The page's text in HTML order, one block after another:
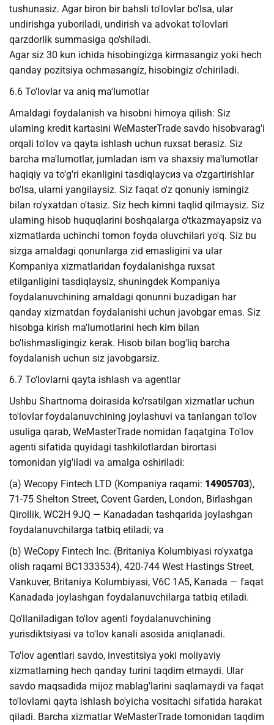
tushunasiz. Agar biron bir bahsli to'lovlar bo'lsa, ular
undirishga yuboriladi, undirish va advokat to'lovlari
qarzdorlik summasiga qo'shiladi.
Agar siz 30 kun ichida hisobingizga kirmasangiz yoki hech
qanday pozitsiya ochmasangiz, hisobingiz o'chiriladi.
6.6 To'lovlar va aniq ma'lumotlar
Amaldagi foydalanish va hisobni himoya qilish: Siz
ularning kredit kartasini WeMasterTrade savdo hisobvarag'i
orqali to'lov va qayta ishlash uchun ruxsat berasiz. Siz
barcha ma'lumotlar, jumladan ism va shaxsiy ma'lumotlar
haqiqiy va to'g'ri ekanligini tasdiqlayсиз va o'zgartirishlar
bo'lsa, ularni yangilaysiz. Siz faqat o'z qonuniy ismingiz
bilan ro'yxatdan o'tasiz. Siz hech kimni taqlid qilmaysiz. Siz
ularning hisob huquqlarini boshqalarga o'tkazmayapsiz va
xizmatlarda uchinchi tomon foyda oluvchilari yo'q. Siz bu
sizga amaldagi qonunlarga zid emasligini va ular
Kompaniya xizmatlaridan foydalanishga ruxsat
etilganligini tasdiqlaysiz, shuningdek Kompaniya
foydalanuvchining amaldagi qonunni buzadigan har
qanday xizmatdan foydalanishi uchun javobgar emas. Siz
hisobga kirish ma'lumotlarini hech kim bilan
bo'lishmasligingiz kerak. Hisob bilan bog'liq barcha
foydalanish uchun siz javobgarsiz.
6.7 To'lovlarni qayta ishlash va agentlar
Ushbu Shartnoma doirasida ko'rsatilgan xizmatlar uchun
to'lovlar foydalanuvchining joylashuvi va tanlangan to'lov
usuliga qarab, WeMasterTrade nomidan faqatgina To'lov
agenti sifatida quyidagi tashkilotlardan birortasi
tomonidan yig'iladi va amalga oshiriladi:
(a) Wecopy Fintech LTD (Kompaniya raqami: 14905703),
71-75 Shelton Street, Covent Garden, London, Birlashgan
Qirollik, WC2H 9JQ — Kanadadan tashqarida joylashgan
foydalanuvchilarga tatbiq etiladi; va
(b) WeCopy Fintech Inc. (Britaniya Kolumbiyasi ro'yxatga
olish raqami BC1333534), 420-744 West Hastings Street,
Vankuver, Britaniya Kolumbiyasi, V6C 1A5, Kanada — faqat
Kanadada joylashgan foydalanuvchilarga tatbiq etiladi.
Qo'llaniladigan to'lov agenti foydalanuvchining
yurisdiktsiyasi va to'lov kanali asosida aniqlanadi.
To'lov agentlari savdo, investitsiya yoki moliyaviy
xizmatlarning hech qanday turini taqdim etmaydi. Ular
savdo maqsadida mijoz mablag'larini saqlamaydi va faqat
to'lovlarni qayta ishlash bo'yicha vositachi sifatida harakat
qiladi. Barcha xizmatlar WeMasterTrade tomonidan taqdim